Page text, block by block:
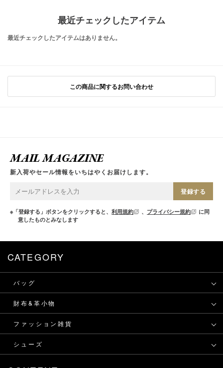
最近チェックしたアイテム
最近チェックしたアイテムはありません。
この商品に関するお問い合わせ
MAIL MAGAZINE
新入荷やセール情報をいちはやくお届けします。
登録する
※「登録する」ボタンをクリックすると、 利用規約 、 プライバシー規約
に同
意したものとみなします
CATEGORY
バッグ
財布&革小物
ファッション雑貨
シューズ